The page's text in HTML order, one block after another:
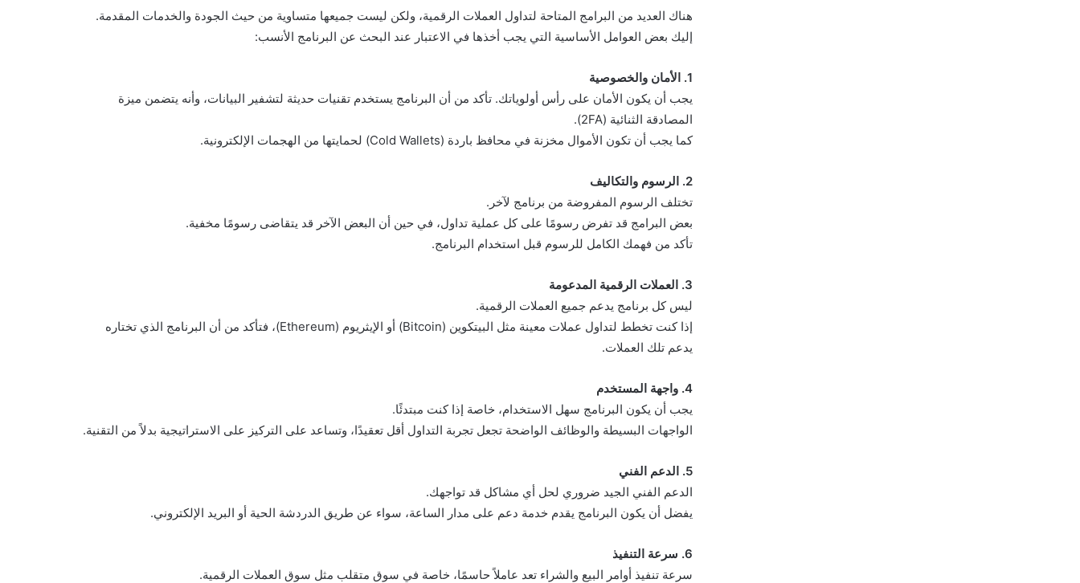
هناك العديد من البرامج المتاحة لتداول العملات الرقمية، ولكن ليست جميعها متساوية من حيث الجودة والخدمات المقدمة.
إليك بعض العوامل الأساسية التي يجب أخذها في الاعتبار عند البحث عن البرنامج الأنسب:
1. الأمان والخصوصية
يجب أن يكون الأمان على رأس أولوياتك. تأكد من أن البرنامج يستخدم تقنيات حديثة لتشفير البيانات، وأنه يتضمن ميزة
المصادقة الثنائية (2FA).
كما يجب أن تكون الأموال مخزنة في محافظ باردة (Cold Wallets) لحمايتها من الهجمات الإلكترونية.
2. الرسوم والتكاليف
تختلف الرسوم المفروضة من برنامج لآخر.
بعض البرامج قد تفرض رسومًا على كل عملية تداول، في حين أن البعض الآخر قد يتقاضى رسومًا مخفية.
تأكد من فهمك الكامل للرسوم قبل استخدام البرنامج.
3. العملات الرقمية المدعومة
ليس كل برنامج يدعم جميع العملات الرقمية.
إذا كنت تخطط لتداول عملات معينة مثل البيتكوين (Bitcoin) أو الإيثريوم (Ethereum)، فتأكد من أن البرنامج الذي تختاره
يدعم تلك العملات.
4. واجهة المستخدم
يجب أن يكون البرنامج سهل الاستخدام، خاصة إذا كنت مبتدئًا.
الواجهات البسيطة والوظائف الواضحة تجعل تجربة التداول أقل تعقيدًا، وتساعد على التركيز على الاستراتيجية بدلاً من التقنية.
5. الدعم الفني
الدعم الفني الجيد ضروري لحل أي مشاكل قد تواجهك.
يفضل أن يكون البرنامج يقدم خدمة دعم على مدار الساعة، سواء عن طريق الدردشة الحية أو البريد الإلكتروني.
6. سرعة التنفيذ
سرعة تنفيذ أوامر البيع والشراء تعد عاملاً حاسمًا، خاصة في سوق متقلب مثل سوق العملات الرقمية.